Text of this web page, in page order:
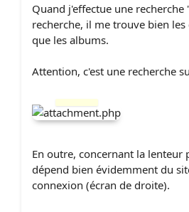
Quand j'effectue une
recherche, il me trouve bien
que les albums.
Attention, c'est une recherche
En outre, concernant la lenteur
dépend bien évidemment du
connexion (écran de droite).